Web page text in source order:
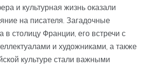
и культурная жизнь оказали
на писателя. Загадочные
в столицу Франции, его встречи с
и художниками, а также
культуре стали важными